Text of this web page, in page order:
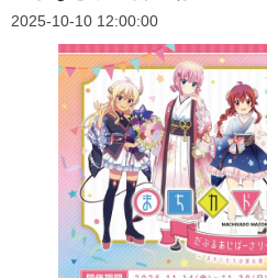
2025-10-10 12:00:00